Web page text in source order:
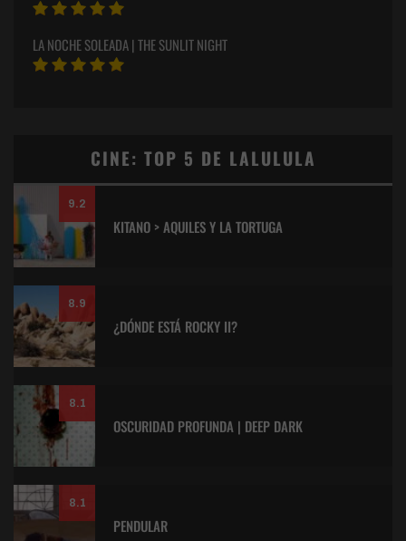
LA NOCHE SOLEADA | THE SUNLIT NIGHT
CINE: TOP 5 DE LALULULA
9.2
KITANO > AQUILES Y LA TORTUGA
8.9
¿DÓNDE ESTÁ ROCKY II?
8.1
OSCURIDAD PROFUNDA | DEEP DARK
8.1
PENDULAR